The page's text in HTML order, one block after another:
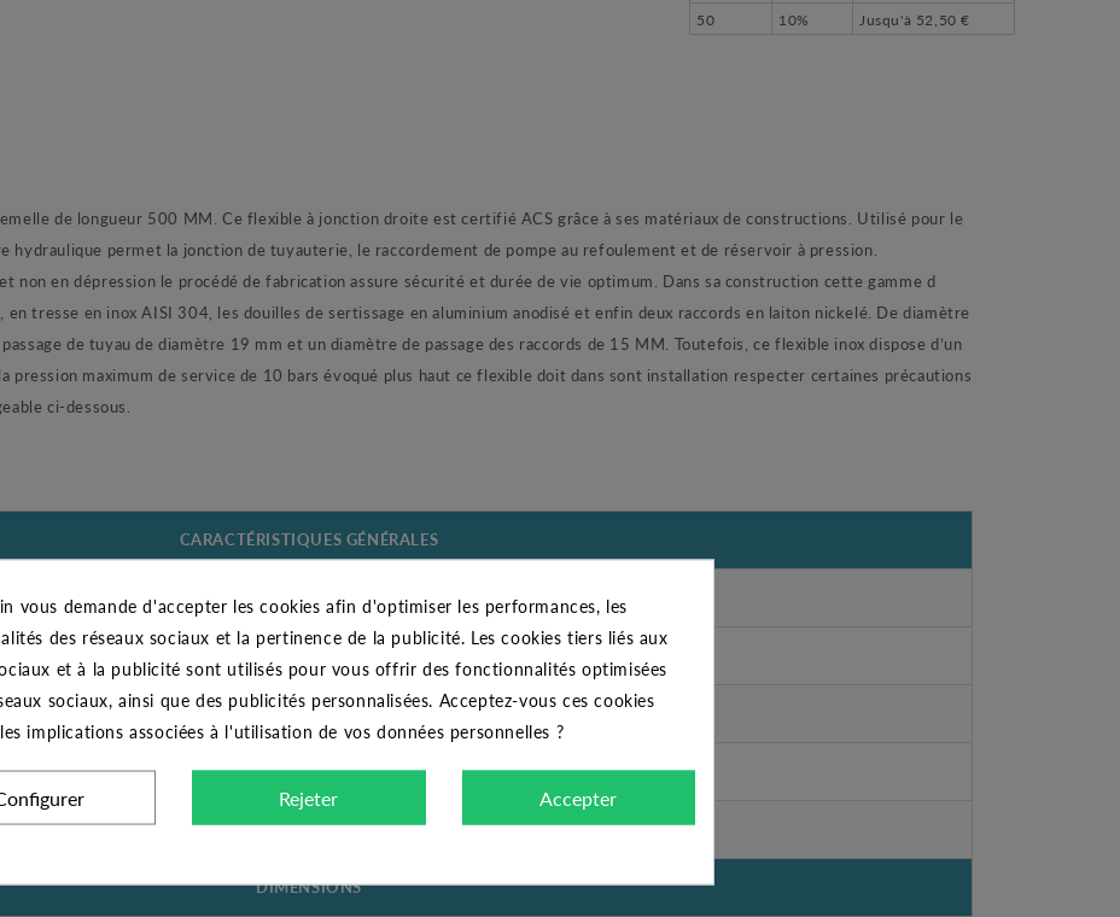
50
10% Jusqu'à 52,50 €
de longueur 500 MM. Ce flexible à jonction droite est certifié ACS grâce à ses matériaux de constructions. Utilisé pour le
hydraulique permet la jonction de tuyauterie, le raccordement de pompe au refoulement et de réservoir à pression.
non en dépression le procédé de fabrication assure sécurité et durée de vie optimum. Dans sa construction cette gamme d
tresse en inox AISI 304, les douilles de sertissage en aluminium anodisé et enfin deux raccords en laiton nickelé. De diamètre
de tuyau de diamètre 19 mm et un diamètre de passage des raccords de 15 MM. Toutefois, ce flexible inox dispose d’un
pression maximum de service de 10 bars évoqué plus haut ce flexible doit dans sont installation respecter certaines précautions
ci-dessous.
CARACTÉRISTIQUES GÉNÉRALES
Flexible inox 3/4" 500 mm mâle-femelle droit
100°C
OUI
Inox
DIMENSIONS
vous demande d'accepter les cookies afin d'optimiser les performances, les
des réseaux sociaux et la pertinence de la publicité. Les cookies tiers liés aux
et à la publicité sont utilisés pour vous offrir des fonctionnalités optimisées
sociaux, ainsi que des publicités personnalisées. Acceptez-vous ces cookies
implications associées à l'utilisation de vos données personnelles ?
Rejeter Accepter